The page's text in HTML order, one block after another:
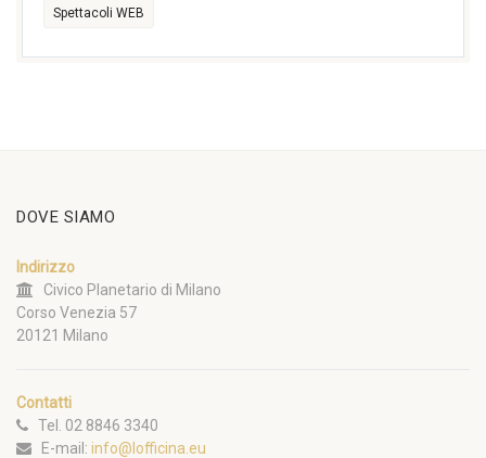
Spettacoli WEB
DOVE SIAMO
Indirizzo
Civico Planetario di Milano
Corso Venezia 57
20121 Milano
Contatti
Tel. 02 8846 3340
E-mail: info@lofficina.eu